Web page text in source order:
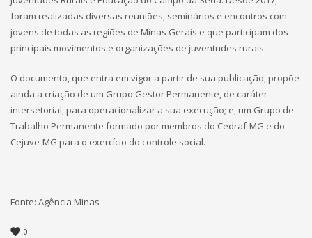
foram realizadas diversas reuniões, seminários e encontros com
jovens de todas as regiões de Minas Gerais e que participam dos
principais movimentos e organizações de juventudes rurais.
O documento, que entra em vigor a partir de sua publicação, propõe
ainda a criação de um Grupo Gestor Permanente, de caráter
intersetorial, para operacionalizar a sua execução; e, um Grupo de
Trabalho Permanente formado por membros do Cedraf-MG e do
Cejuve-MG para o exercício do controle social.
Fonte: Agência Minas
0